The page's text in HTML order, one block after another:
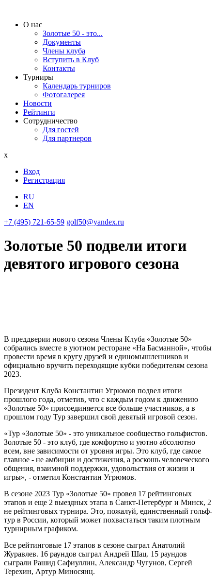
О нас
Золотые 50 - это...
Документы
Члены клуба
Вступить в Клуб
Контакты
Турниры
Календарь турниров
Фотогалерея
Новости
Рейтинги
Сотрудничество
Для гостей
Для партнеров
x
Вход
Регистрация
RU
EN
+7 (495) 721-65-59 golf50@yandex.ru
Золотые 50 подвели итоги
девятого игрового сезона
В преддверии нового сезона Члены Клуба «Золотые 50»
собрались вместе в уютном ресторане «На Басманной», чтобы
провести время в кругу друзей и единомышленников и
официально вручить переходящие кубки победителям сезона
2023.
Президент Клуба Константин Угрюмов подвел итоги
прошлого года, отметив, что с каждым годом к движению
«Золотые 50» присоединяется все больше участников, а в
прошлом году Тур завершил свой девятый игровой сезон.
«Тур «Золотые 50» - это уникальное сообщество гольфистов.
Золотые 50 - это клуб, где комфортно и уютно абсолютно
всем, вне зависимости от уровня игры. Это клуб, где самое
главное - не амбиции и достижения, а роскошь человеческого
общения, взаимной поддержки, удовольствия от жизни и
игры», - отметил Константин Угрюмов.
В сезоне 2023 Тур «Золотые 50» провел 17 рейтинговых
этапов и еще 2 выездных этапа в Санкт-Петербург и Минск, 2
не рейтинговых турнира. Это, пожалуй, единственный гольф-
тур в России, который может похвастаться таким плотным
турнирным графиком.
Все рейтинговые 17 этапов в сезоне сыграл Анатолий
Журавлев. 16 раундов сыграл Андрей Шац. 15 раундов
сыграли Рашид Сафиуллин, Александр Чугунов, Сергей
Терехин, Артур Миносянц.